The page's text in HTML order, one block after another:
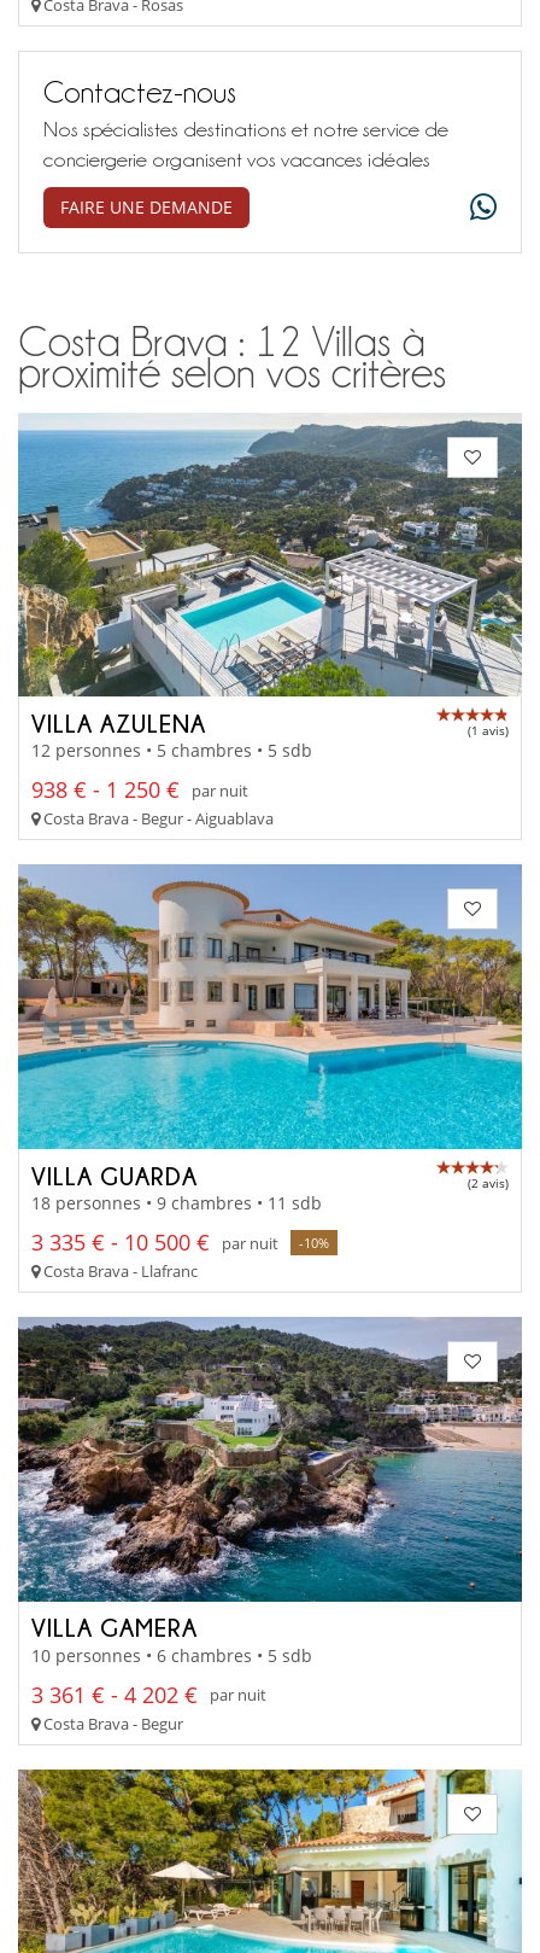
Costa Brava - Rosas
Contactez-nous
Nos spécialistes destinations et notre service de
conciergerie organisent vos vacances idéales
FAIRE UNE DEMANDE
Costa Brava : 12 Villas à
proximité selon vos critères
VILLA AZULENA (1 avis)
12 personnes • 5 chambres • 5 sdb
938 € - 1 250 €
par nuit
Costa Brava - Begur - Aiguablava
VILLA GUARDA (2 avis)
18 personnes • 9 chambres • 11 sdb
3 335 € - 10 500 € par nuit -10%
Costa Brava - Llafranc
VILLA GAMERA
10 personnes • 6 chambres • 5 sdb
3 361 € - 4 202 €
par nuit
Costa Brava - Begur